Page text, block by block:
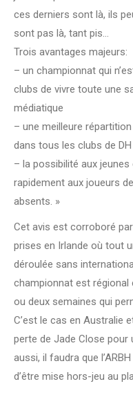
ces derniers sont là, ils
sont pas là, tant pis…
Trois avantages majeurs:
– un championnat qui
clubs de vivre toute une
médiatique
– une meilleure
dans tous les clubs de DH
– la possibilité aux
rapidement aux joueurs
absents. »
Cet avis est corroboré
prises en Irlande où tout
déroulée sans
championnat est régional
ou deux semaines qui
C’est le cas en Australie
perte de Jade Close
aussi, il faudra que
d’être mise hors-jeu au